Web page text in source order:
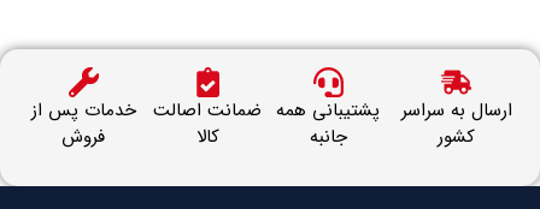
ارسال به سراسر
کشور
پشتیبانی همه
جانبه
ضمانت اصالت
کالا
خدمات پس از
فروش